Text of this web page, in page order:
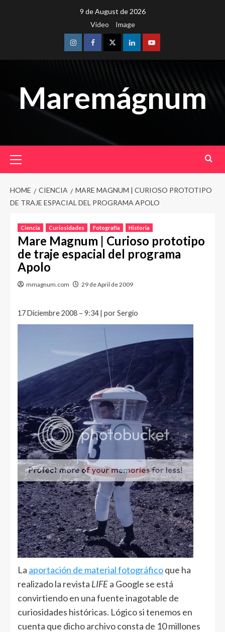
9 de August de 2026
Video
Image
InstagramFacebookTwitterLinkedinYoutube
Maremágnum
Menu
HOME CIENCIA
MARE MAGNUM | CURIOSO PROTOTIPO
DE TRAJE ESPACIAL DEL PROGRAMA APOLO
Ciencia Curiosidades Fotografía Historia
Mare Magnum | Curioso prototipo
de traje espacial del programa
Apolo
mmagnum.com 29 de April de 2009
17 Diciembre 2008 – 9:34 | por Sergio
La aportación de material fotográficoque ha
realizado la revista LIFEa Google se está
convirtiendo en una fuente inagotable de
curiosidades históricas. Lógico si tenemos en
cuenta que dicho archivo consta de 10 millones